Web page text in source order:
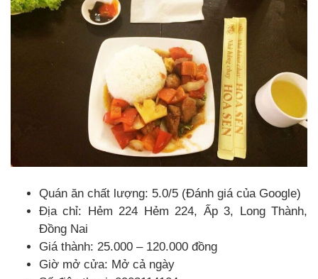
Quán ăn chất lượng: 5.0/5 (Đánh giá của Google)
Địa chỉ: Hẻm 224 Hẻm 224, Ấp 3, Long Thành,
Đồng Nai
Giá thành: 25.000 – 120.000 đồng
Giờ mở cửa: Mở cả ngày